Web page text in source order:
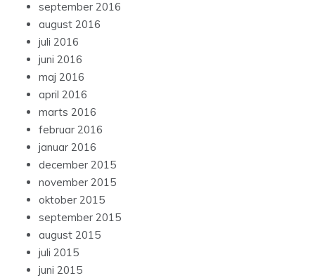
september 2016
august 2016
juli 2016
juni 2016
maj 2016
april 2016
marts 2016
februar 2016
januar 2016
december 2015
november 2015
oktober 2015
september 2015
august 2015
juli 2015
juni 2015